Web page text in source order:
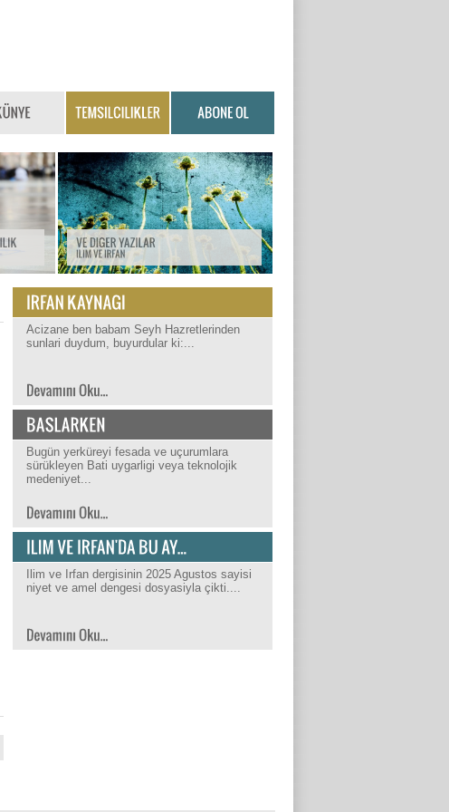
Acizane ben babam Seyh Hazretlerinden
sunlari duydum, buyurdular ki:...
Bugün yerküreyi fesada ve uçurumlara
sürükleyen Bati uygarligi veya teknolojik
medeniyet...
Ilim ve Irfan dergisinin 2025 Agustos sayisi
niyet ve amel dengesi dosyasiyla çikti....